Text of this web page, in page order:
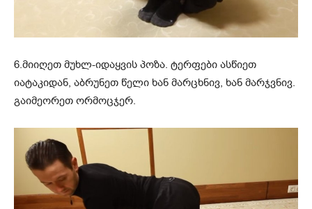
6.მიიღეთ მუხლ-იდაყვის პოზა. ტერფები ასწიეთ
იატაკიდან, აბრუნეთ წელი ხან მარცხნივ, ხან მარჯვნივ.
გაიმეორეთ ორმოცჯერ.